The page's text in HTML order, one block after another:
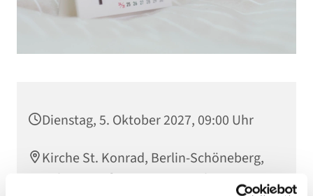
Dienstag, 5. Oktober 2027, 09:00 Uhr
Kirche St. Konrad, Berlin-Schöneberg,
Rubensstraße 78, 12157 Berlin